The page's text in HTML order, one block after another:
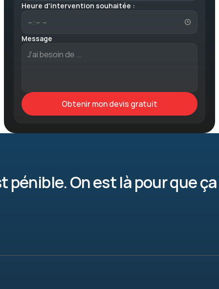
Heure d'intervention souhaitée :
Message
Obtenir mon devis gratuit
pénible. On est là pour que